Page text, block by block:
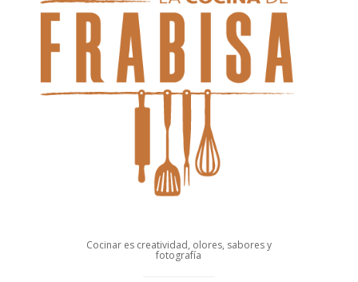
Cocinar es creatividad, olores, sabores y
fotografía